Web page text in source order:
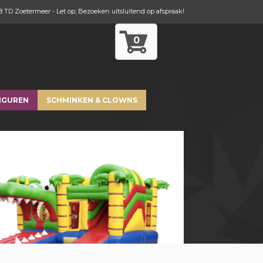
0
TD Zoetermeer - Let op; Bezoeken uitsluitend op afspraak!
SCHMINKEN & CLOWNS